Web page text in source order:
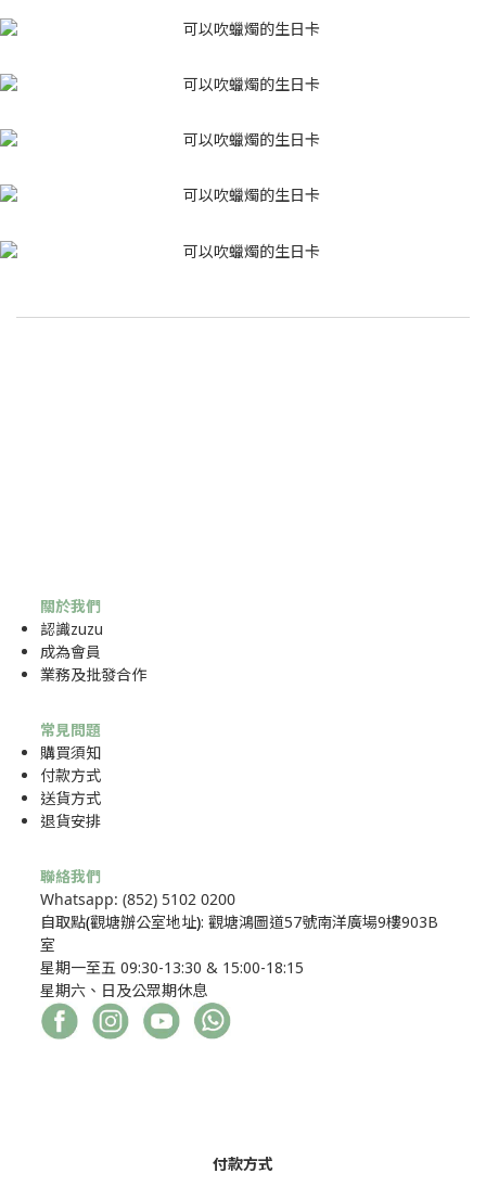
關於我們
認識zuzu
成為會員
業務及批發合作
常見問題
購買須知
付款方式
送貨方式
退貨安排
聯絡我們
Whatsapp: (852) 5102 0200
自取點(觀塘辦公室地址): 觀塘鴻圖道57號南洋廣場9樓903B
室
星期一至五 09:30-13:30 & 15:00-18:15
星期六、日及公眾期休息
付款方式